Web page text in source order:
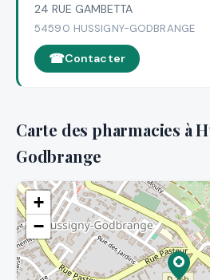
24 RUE GAMBETTA
54590 HUSSIGNY-GODBRANGE
Contacter
Carte des pharmacies à
Godbrange
+
−